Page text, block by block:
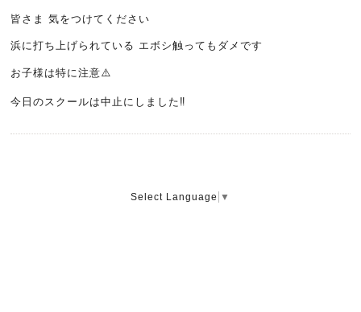
皆さま 気をつけてください
浜に打ち上げられている エボシ触ってもダメです
お子様は特に注意⚠️
今日のスクールは中止にしました‼️
Select Language ▼